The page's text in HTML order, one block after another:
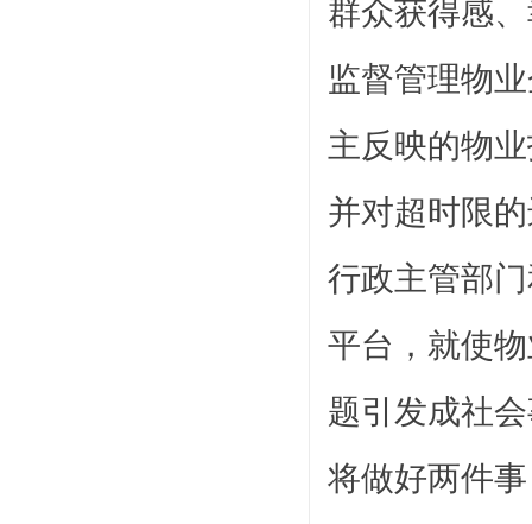
群众获得感
监督管理物
主反映的物
并对超时限
行政主管部
平台，就使
题引发成社
将做好两件